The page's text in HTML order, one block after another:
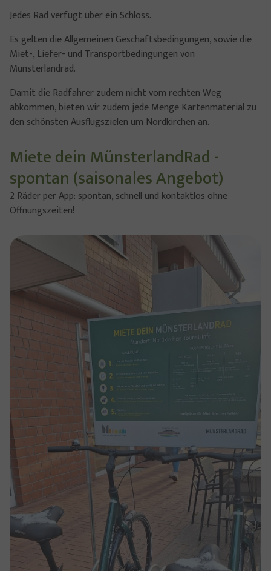
Jedes Rad verfügt über ein Schloss.
Es gelten die Allgemeinen Geschäftsbedingungen, sowie die
Miet-, Liefer- und Transportbedingungen von
Münsterlandrad.
Damit die Radfahrer zudem nicht vom rechten Weg
abkommen, bieten wir zudem jede Menge Kartenmaterial zu
den schönsten Ausflugszielen um Nordkirchen an.
Miete dein MünsterlandRad -
spontan (saisonales Angebot)
2 Räder per App: spontan, schnell und kontaktlos ohne
Öffnungszeiten!
Show larger version